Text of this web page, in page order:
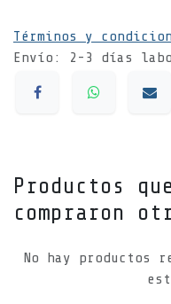
Términos y
Envío: 2-3 días
Productos
compraron
No hay productos